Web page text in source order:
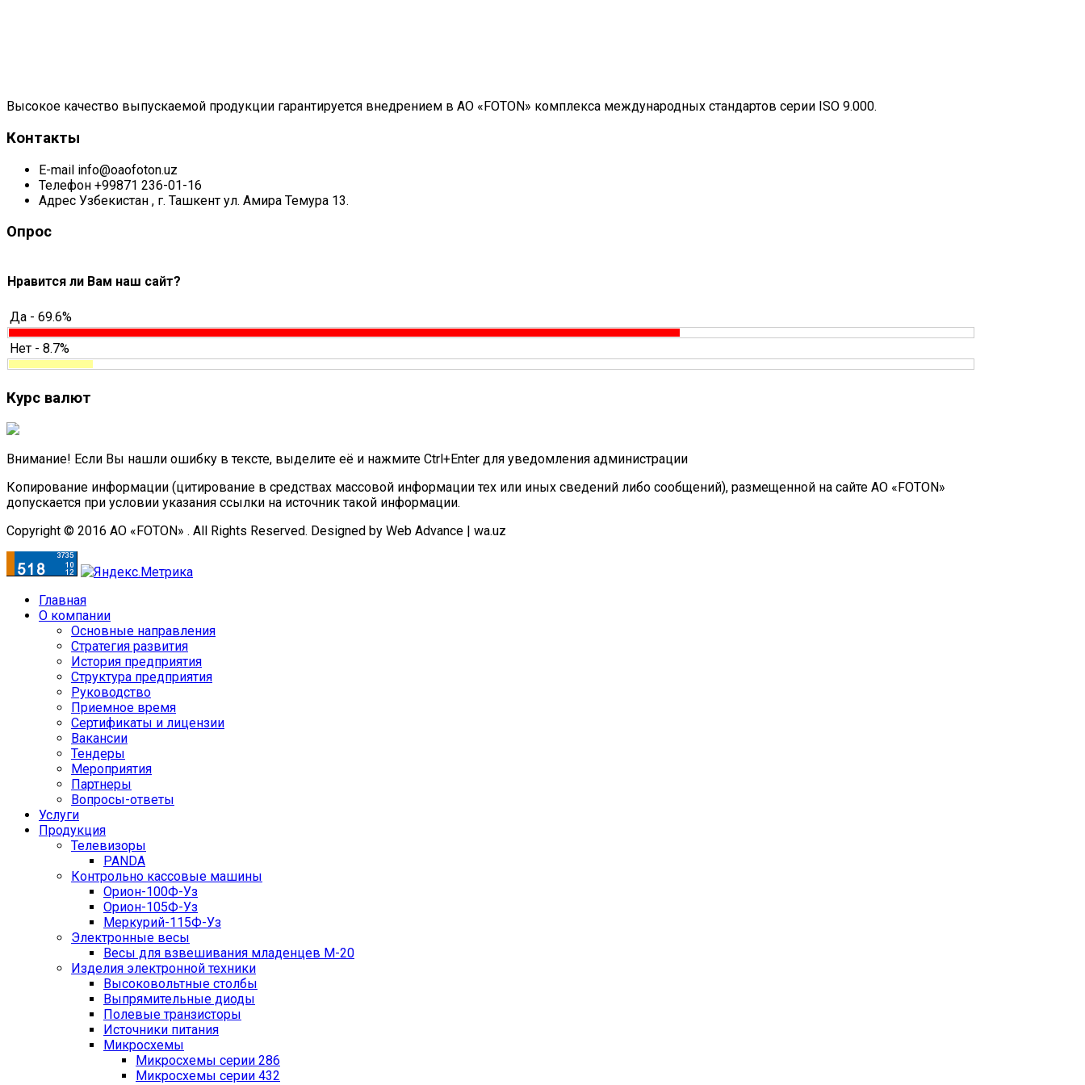
Высокое качество выпускаемой продукции гарантируется внедрением в АО «FOTON» комплекса международных стандартов серии ISO 9.000.
Контакты
E-mail info@oaofoton.uz
Телефон +99871 236-01-16
Адрес Узбекистан , г. Ташкент ул. Амира Темура 13.
Опрос
Нравится ли Вам наш сайт?
Да - 69.6%
Нет - 8.7%
Курс валют
Внимание! Если Вы нашли ошибку в тексте, выделите её и нажмите Ctrl+Enter для уведомления администрации
Копирование информации (цитирование в средствах массовой информации тех или иных сведений либо сообщений), размещенной на сайте АО «FOTON»
допускается при условии указания ссылки на источник такой информации.
Copyright © 2016 АО «FOTON» . All Rights Reserved. Designed by Web Advance | wa.uz
Главная
О компании
Основные направления
Стратегия развития
История предприятия
Структура предприятия
Руководство
Приемное время
Сертификаты и лицензии
Вакансии
Тендеры
Мероприятия
Партнеры
Вопросы-ответы
Услуги
Продукция
Телевизоры
PANDA
Контрольно кассовые машины
Орион-100Ф-Уз
Орион-105Ф-Уз
Меркурий-115Ф-Уз
Электронные весы
Весы для взвешивания младенцев М-20
Изделия электронной техники
Высоковольтные столбы
Выпрямительные диоды
Полевые транзисторы
Источники питания
Микросхемы
Микросхемы серии 286
Микросхемы серии 432